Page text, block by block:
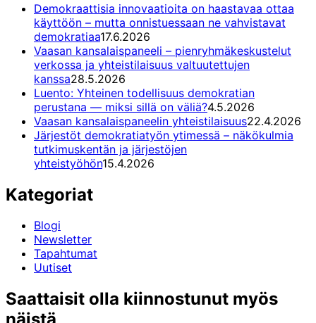
Demokraattisia innovaatioita on haastavaa ottaa
käyttöön – mutta onnistuessaan ne vahvistavat
demokratiaa17.6.2026
Vaasan kansalaispaneeli – pienryhmäkeskustelut
verkossa ja yhteistilaisuus valtuutettujen
kanssa28.5.2026
Luento: Yhteinen todellisuus demokratian
perustana — miksi sillä on väliä?4.5.2026
Vaasan kansalaispaneelin yhteistilaisuus22.4.2026
Järjestöt demokratiatyön ytimessä – näkökulmia
tutkimuskentän ja järjestöjen
yhteistyöhön15.4.2026
Kategoriat
Blogi
Newsletter
Tapahtumat
Uutiset
Saattaisit olla kiinnostunut myös